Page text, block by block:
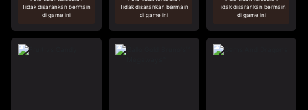
Tidak disarankan bermain
di game ini
Tidak disarankan bermain
di game ini
Tidak disarankan bermain
di game ini